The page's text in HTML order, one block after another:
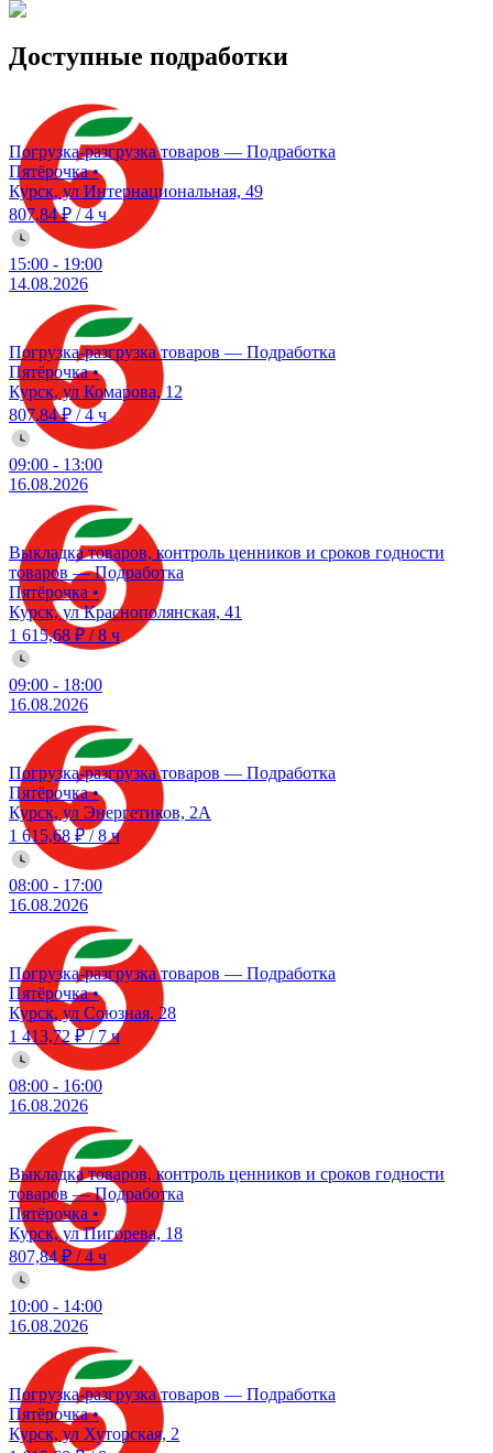
Доступные подработки
Погрузка-разгрузка товаров — Подработка
Пятёрочка•
Курск, ул Интернациональная, 49
807,84 ₽ /4 ч
15:00 - 19:00
14.08.2026
Погрузка-разгрузка товаров — Подработка
Пятёрочка•
Курск, ул Комарова, 12
807,84 ₽ /4 ч
09:00 - 13:00
16.08.2026
Выкладка товаров, контроль ценников и сроков годности
товаров — Подработка
Пятёрочка •
Курск, ул Краснополянская, 41
1 615,68 ₽ /8 ч
09:00 - 18:00
16.08.2026
Погрузка-разгрузка товаров — Подработка
Пятёрочка•
Курск, ул Энергетиков, 2А
1 615,68 ₽/8 ч
08:00 - 17:00
16.08.2026
Погрузка-разгрузка товаров — Подработка
Пятёрочка•
Курск, ул Союзная, 28
1 413,72 ₽/ 7 ч
08:00 - 16:00
16.08.2026
Выкладка товаров, контроль ценников и сроков годности
товаров — Подработка
Пятёрочка •
Курск, ул Пигорева, 18
807,84 ₽ /4 ч
10:00 - 14:00
16.08.2026
Погрузка-разгрузка товаров — Подработка
Пятёрочка•
Курск, ул Хуторская, 2